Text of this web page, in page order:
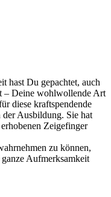
hast Du gepachtet, auch
– Deine wohlwollende Art
diese kraftspendende
Ausbildung. Sie hat
Zeigefinger
zu können,
Aufmerksamkeit